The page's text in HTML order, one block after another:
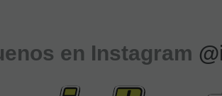
en Instagram